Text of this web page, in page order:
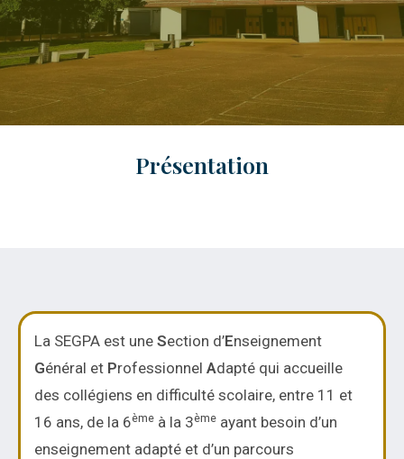
Présentation
La SEGPA est une Section d’Enseignement
Général et Professionnel Adapté qui accueille
des collégiens en difficulté scolaire, entre 11 et
16 ans, de la 6ème à la 3ème ayant besoin d’un
enseignement adapté et d’un parcours